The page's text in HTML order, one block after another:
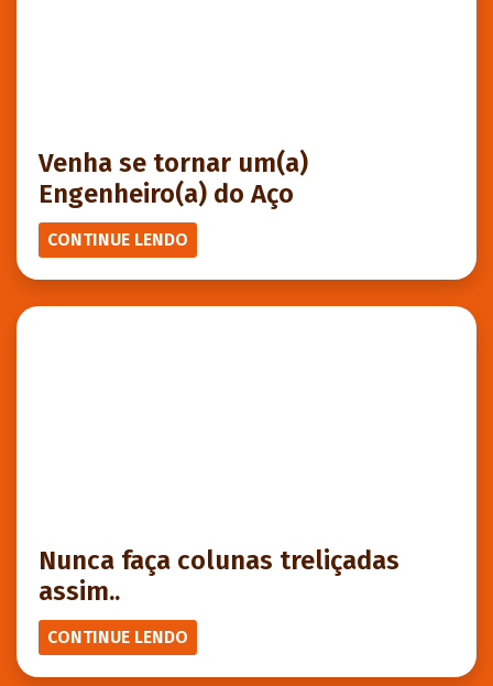
Venha se tornar um(a)
Engenheiro(a) do Aço
CONTINUE LENDO
Nunca faça colunas treliçadas
assim..
CONTINUE LENDO